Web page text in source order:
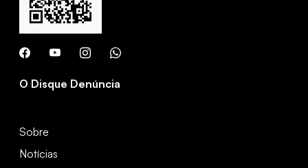
O Disque Denúncia
Sobre
Notícias